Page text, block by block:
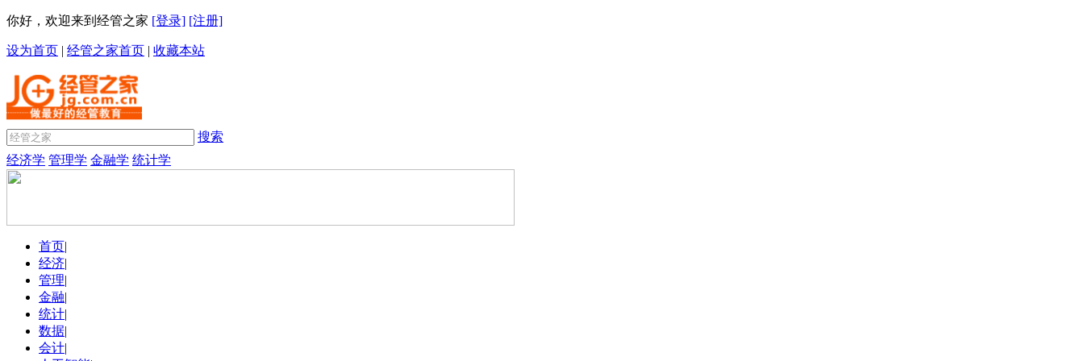
你好，欢迎来到经管之家 [登录] [注册]
设为首页 | 经管之家首页 | 收藏本站
搜索
经济学 管理学 金融学 统计学
首页|
经济|
管理|
金融|
统计|
数据|
会计|